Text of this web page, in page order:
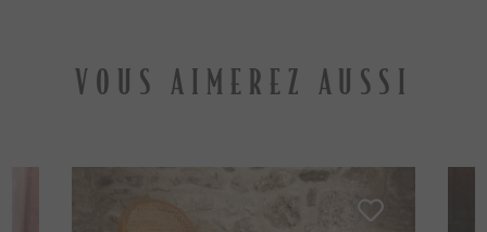
VOUS AIMEREZ AUSSI